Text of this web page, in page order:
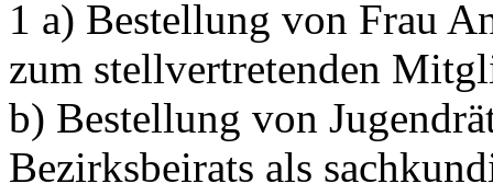
1 a) Bestellung von Frau
zum stellvertretenden
b) Bestellung von
Bezirksbeirats als